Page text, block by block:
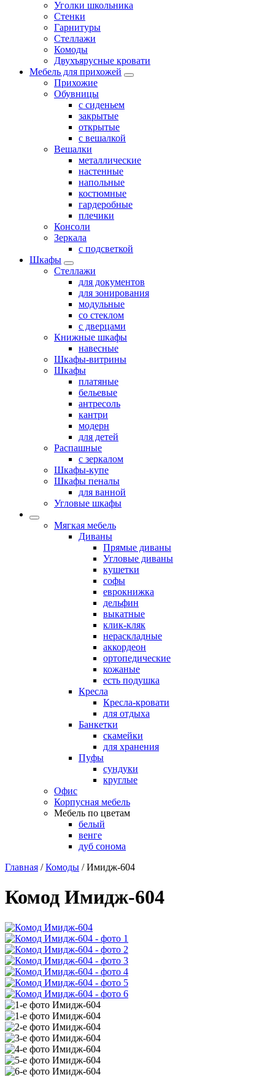
Уголки школьника
Стенки
Гарнитуры
Стеллажи
Комоды
Двухъярусные кровати
Мебель для прихожей
Прихожие
Обувницы
с сиденьем
закрытые
открытые
с вешалкой
Вешалки
металлические
настенные
напольные
костюмные
гардеробные
плечики
Консоли
Зеркала
с подсветкой
Шкафы
Стеллажи
для документов
для зонирования
модульные
со стеклом
с дверцами
Книжные шкафы
навесные
Шкафы-витрины
Шкафы
платяные
бельевые
антресоль
кантри
модерн
для детей
Распашные
с зеркалом
Шкафы-купе
Шкафы пеналы
для ванной
Угловые шкафы
Мягкая мебель
Диваны
Прямые диваны
Угловые диваны
кушетки
софы
еврокнижка
дельфин
выкатные
клик-кляк
нераскладные
аккордеон
ортопедические
кожаные
есть подушка
Кресла
Кресла-кровати
для отдыха
Банкетки
скамейки
для хранения
Пуфы
сундуки
круглые
Офис
Корпусная мебель
Мебель по цветам
белый
венге
дуб сонома
Главная / Комоды / Имидж-604
Комод Имидж-604